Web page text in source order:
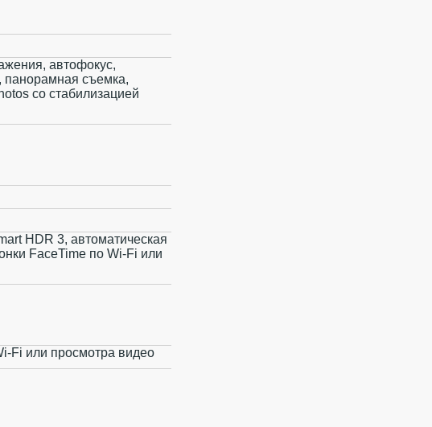
автофокус,
панорамная съемка,
со стабилизацией
HDR 3, автоматическая
FaceTime по Wi‑Fi или
или просмотра видео